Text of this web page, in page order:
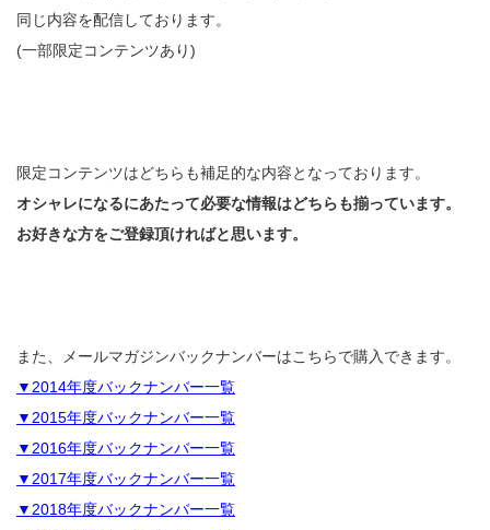
同じ内容を配信しております。
(一部限定コンテンツあり)
限定コンテンツはどちらも補足的な内容となっております。
オシャレになるにあたって必要な情報はどちらも揃っています。
お好きな方をご登録頂ければと思います。
また、メールマガジンバックナンバーはこちらで購入できます。
▼2014年度バックナンバー一覧
▼2015年度バックナンバー一覧
▼2016年度バックナンバー一覧
▼2017年度バックナンバー一覧
▼2018年度バックナンバー一覧